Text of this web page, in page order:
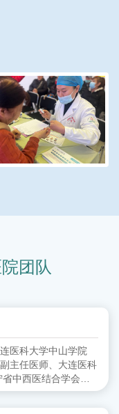
团队
医科大学中山学院
主任医师、大连医科
中西医结合学会周
连市中西医结合学
委员、大连市医师